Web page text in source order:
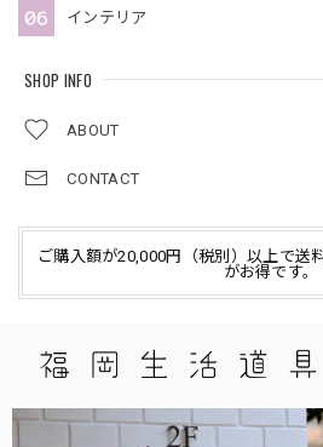
インテリア
SHOP INFO
ABOUT
CONTACT
ご購入額が20,000円（税別）以上で送
がお得です。